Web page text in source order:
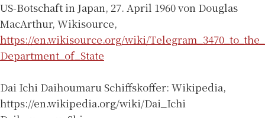
US-Botschaft in Japan, 27. April 1960 von Douglas
MacArthur, Wikisource,
https://en.wikisource.org/wiki/Telegram_3470_to_the_
Department_of_State
Dai Ichi Daihoumaru Schiffskoffer: Wikipedia,
https://en.wikipedia.org/wiki/Dai_Ichi